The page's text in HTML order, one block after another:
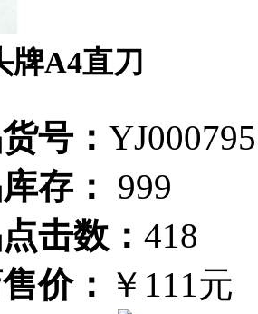
牌A4直刀
号： YJ000795
存：
999
击数： 418
价： ￥111元